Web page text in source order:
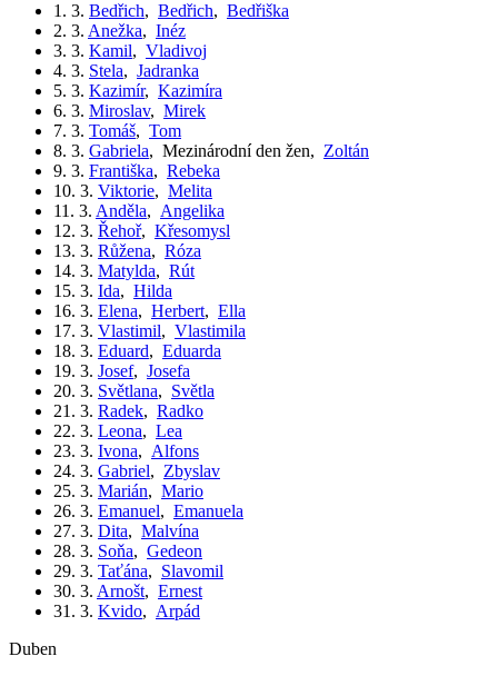
1. 3. Bedřich, Bedřich, Bedřiška
2. 3. Anežka, Inéz
3. 3. Kamil, Vladivoj
4. 3. Stela, Jadranka
5. 3. Kazimír, Kazimíra
6. 3. Miroslav, Mirek
7. 3. Tomáš, Tom
8. 3. Gabriela, Mezinárodní den žen, Zoltán
9. 3. Františka, Rebeka
10. 3. Viktorie, Melita
11. 3. Anděla, Angelika
12. 3. Řehoř, Křesomysl
13. 3. Růžena, Róza
14. 3. Matylda, Rút
15. 3. Ida, Hilda
16. 3. Elena, Herbert, Ella
17. 3. Vlastimil, Vlastimila
18. 3. Eduard, Eduarda
19. 3. Josef, Josefa
20. 3. Světlana, Světla
21. 3. Radek, Radko
22. 3. Leona, Lea
23. 3. Ivona, Alfons
24. 3. Gabriel, Zbyslav
25. 3. Marián, Mario
26. 3. Emanuel, Emanuela
27. 3. Dita, Malvína
28. 3. Soňa, Gedeon
29. 3. Taťána, Slavomil
30. 3. Arnošt, Ernest
31. 3. Kvido, Arpád
duben